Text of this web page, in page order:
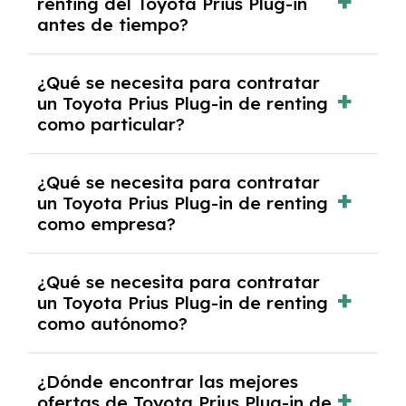
salvo en casos que lo exija el proveedor
debido al resultado del estudio de viabilidad
económica.
antes de tiempo?
pero puede haber penalizaciones por
cancelación anticipada. Es importante revisar
las condiciones del contrato y hablar con un
experto que te asesore.
¿Qué se necesita para contratar
un Toyota Prius Plug-in de renting
como particular?
y, en algunos casos, una consulta de solvencia
crediticia y un pago inicial.
¿Qué se necesita para contratar
un Toyota Prius Plug-in de renting
como empresa?
documentación financiera y, en algunos
casos, un informe de solvencia de la empresa
y un pago inicial.
¿Qué se necesita para contratar
un Toyota Prius Plug-in de renting
como autónomo?
autónomos, justificante de ingresos y, en
¿Dónde encontrar las mejores